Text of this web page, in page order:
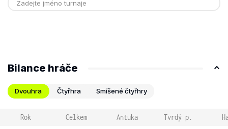
Bilance hráče
Dvouhra Čtyřhra Smíšené čtyřhry
Rok Celkem Antuka Tvrdý p.